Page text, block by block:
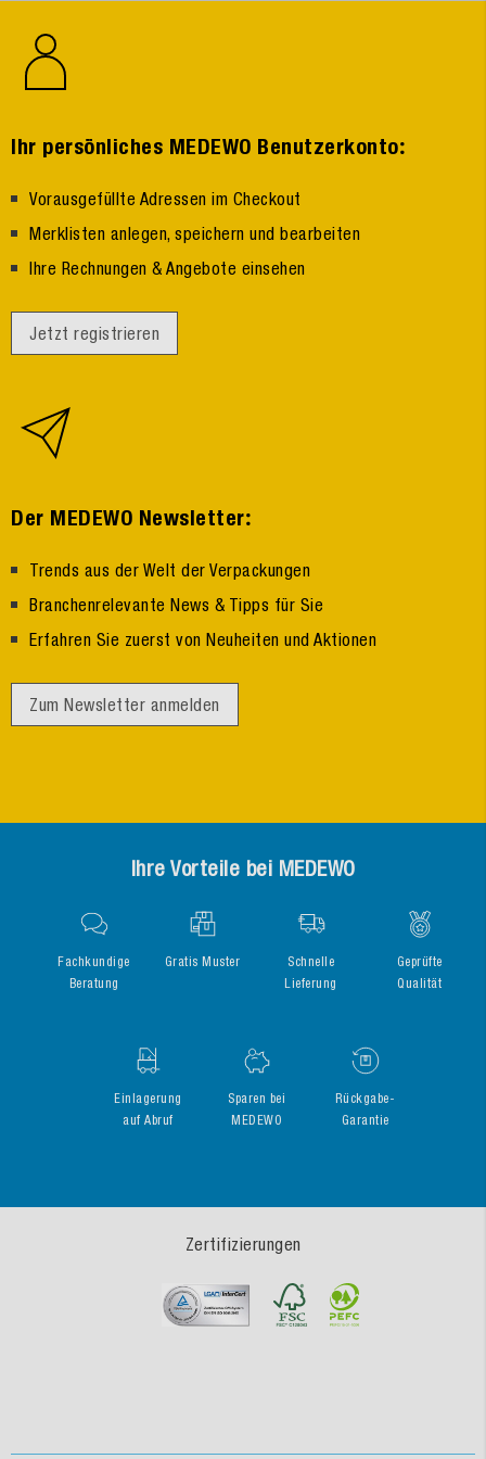
Ihr persönliches MEDEWO Benutzerkonto:
Vorausgefüllte Adressen im Checkout
Merklisten anlegen, speichern und bearbeiten
Ihre Rechnungen & Angebote einsehen
Jetzt registrieren
Der MEDEWO Newsletter:
Trends aus der Welt der Verpackungen
Branchenrelevante News & Tipps für Sie
Erfahren Sie zuerst von Neuheiten und Aktionen
Zum Newsletter anmelden
Ihre Vorteile bei MEDEWO
Fachkundige
Beratung
Gratis Muster
Schnelle
Lieferung
Geprüfte
Qualität
Einlagerung
auf Abruf
Sparen bei
MEDEWO
Rückgabe-
Garantie
Zertifizierungen